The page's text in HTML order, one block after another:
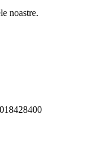
noastre.